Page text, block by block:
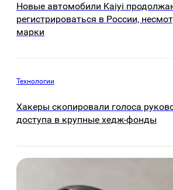
Новые автомобили Kaiyi
регистрироваться в России,
марки
Технологии
Хакеры скопировали голоса
доступа в крупные хедж-фонды